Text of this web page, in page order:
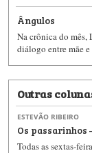
Ângulos
Na crônica do
diálogo entre mãe
Outras
ESTEVÃO RIBEIRO
Os
Todas as sextas-